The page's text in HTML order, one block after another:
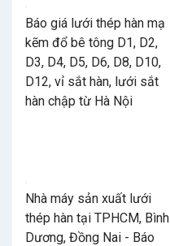
Báo giá lưới thép hàn mạ
kẽm đổ bê tông D1, D2,
D3, D4, D5, D6, D8, D10,
D12, vỉ sắt hàn, lưới sắt
hàn chập từ Hà Nội
Nhà máy sản xuất lưới
thép hàn tại TPHCM, Bình
Dương, Đồng Nai - Báo